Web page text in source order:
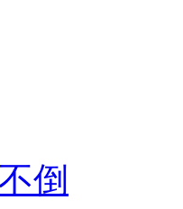
倒